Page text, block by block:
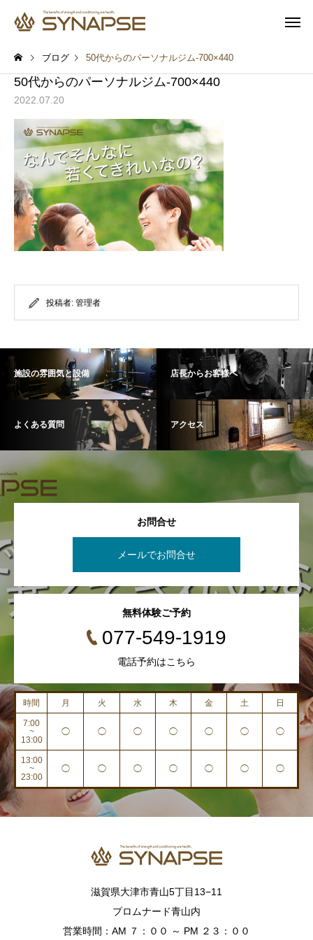
通勤前でも安心
健康と食事
プロテインを飲めば筋肉は
つく？実は多くの人が勘違
いしていること
汗をかけば脂肪は燃え
実は多くの人が勘違い
いること
ブログ 50代からのパーソナルジム-700×440
50代からのパーソナルジム-700×440
2022.07.20
投稿者: 管理者
施設の雰囲気と設備 店長からお客様へ
よくある質問 アクセス
お問合せ
メールでお問合せ
無料体験ご予約
077-549-1919
電話予約はこちら
時間 月 火 水 木 金 土 日
7:00
~
13:00
◯ ◯ ◯ ◯ ◯ ◯ ◯
13:00
~
23:00
◯ ◯ ◯ ◯ ◯ ◯ ◯
滋賀県大津市青山5丁目13−11
プロムナード青山内
営業時間：AM ７：００ ～ PM ２３：００